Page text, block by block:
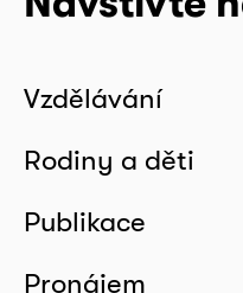
Vzdělávání
Rodiny a děti
Publikace
Pronájem